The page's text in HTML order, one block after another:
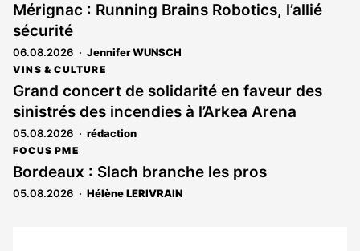
Mérignac : Running Brains Robotics, l’allié
sécurité
06.08.2026 Jennifer WUNSCH
VINS & CULTURE
Grand concert de solidarité en faveur des
sinistrés des incendies à l’Arkea Arena
05.08.2026 rédaction
FOCUS PME
Bordeaux : Slach branche les pros
05.08.2026 Hélène LERIVRAIN